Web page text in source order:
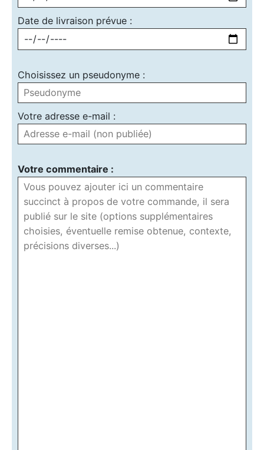
Date de livraison prévue :
Choisissez un pseudonyme :
Votre adresse e-mail :
Votre commentaire :